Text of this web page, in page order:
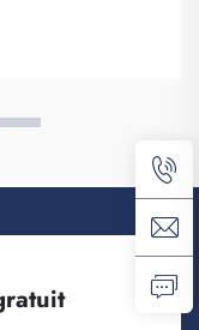
gros de ces
Vous savez,